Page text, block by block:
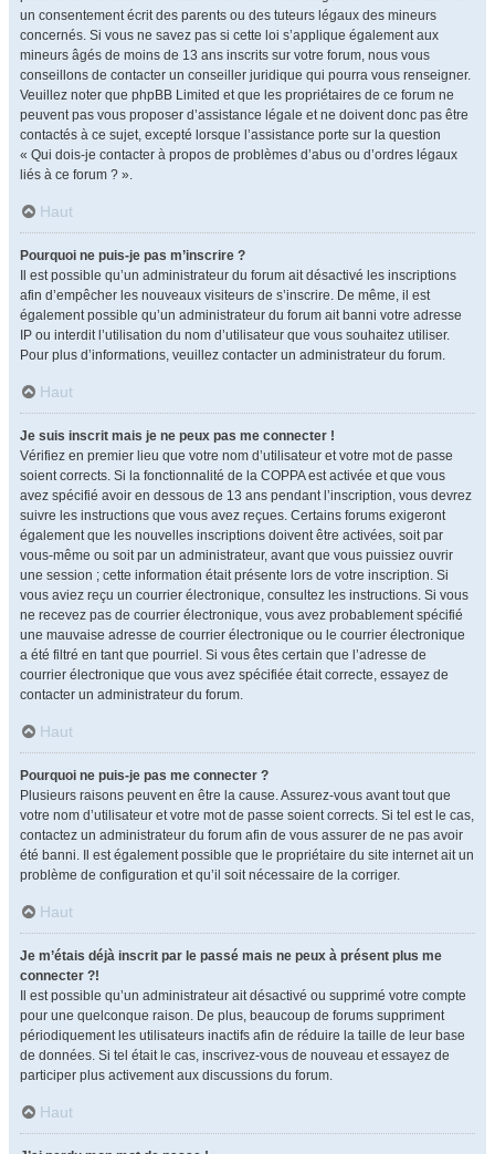
un consentement écrit des parents ou des tuteurs légaux des mineurs
concernés. Si vous ne savez pas si cette loi s’applique également aux
mineurs âgés de moins de 13 ans inscrits sur votre forum, nous vous
conseillons de contacter un conseiller juridique qui pourra vous renseigner.
Veuillez noter que phpBB Limited et que les propriétaires de ce forum ne
peuvent pas vous proposer d’assistance légale et ne doivent donc pas être
contactés à ce sujet, excepté lorsque l’assistance porte sur la question
« Qui dois-je contacter à propos de problèmes d’abus ou d’ordres légaux
liés à ce forum ? ».
Haut
Pourquoi ne puis-je pas m’inscrire ?
Il est possible qu’un administrateur du forum ait désactivé les inscriptions
afin d’empêcher les nouveaux visiteurs de s’inscrire. De même, il est
également possible qu’un administrateur du forum ait banni votre adresse
IP ou interdit l’utilisation du nom d’utilisateur que vous souhaitez utiliser.
Pour plus d’informations, veuillez contacter un administrateur du forum.
Haut
Je suis inscrit mais je ne peux pas me connecter !
Vérifiez en premier lieu que votre nom d’utilisateur et votre mot de passe
soient corrects. Si la fonctionnalité de la COPPA est activée et que vous
avez spécifié avoir en dessous de 13 ans pendant l’inscription, vous devrez
suivre les instructions que vous avez reçues. Certains forums exigeront
également que les nouvelles inscriptions doivent être activées, soit par
vous-même ou soit par un administrateur, avant que vous puissiez ouvrir
une session ; cette information était présente lors de votre inscription. Si
vous aviez reçu un courrier électronique, consultez les instructions. Si vous
ne recevez pas de courrier électronique, vous avez probablement spécifié
une mauvaise adresse de courrier électronique ou le courrier électronique
a été filtré en tant que pourriel. Si vous êtes certain que l’adresse de
courrier électronique que vous avez spécifiée était correcte, essayez de
contacter un administrateur du forum.
Haut
Pourquoi ne puis-je pas me connecter ?
Plusieurs raisons peuvent en être la cause. Assurez-vous avant tout que
votre nom d’utilisateur et votre mot de passe soient corrects. Si tel est le cas,
contactez un administrateur du forum afin de vous assurer de ne pas avoir
été banni. Il est également possible que le propriétaire du site internet ait un
problème de configuration et qu’il soit nécessaire de la corriger.
Haut
Je m’étais déjà inscrit par le passé mais ne peux à présent plus me
connecter ?!
Il est possible qu’un administrateur ait désactivé ou supprimé votre compte
pour une quelconque raison. De plus, beaucoup de forums suppriment
périodiquement les utilisateurs inactifs afin de réduire la taille de leur base
de données. Si tel était le cas, inscrivez-vous de nouveau et essayez de
participer plus activement aux discussions du forum.
Haut